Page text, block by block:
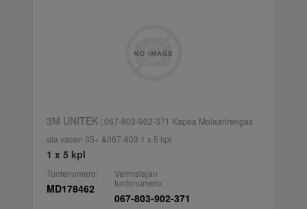
3M UNITEK| 067-803-902-371 Kapea Molaarirengas
ala vasen 35+ &067-803 1 x 5 kpl
1 x 5 kpl
Tuotenumero:
MD178462
Valmistajan
tuotenumero:
067-803-902-371